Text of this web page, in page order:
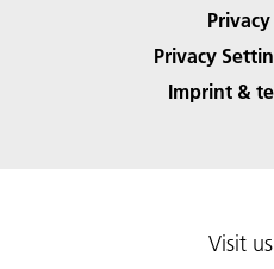
Privacy
Imprint &
Visit